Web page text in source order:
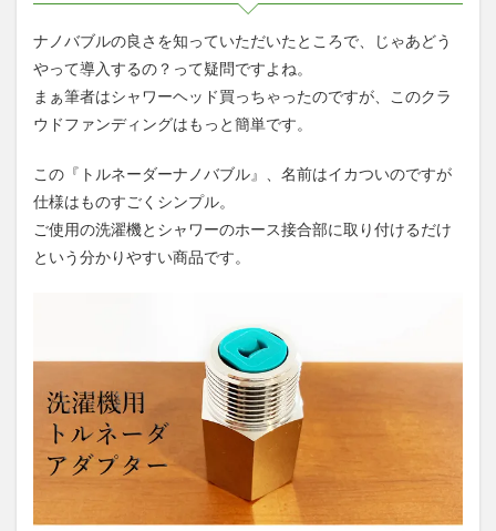
ナノバブルの良さを知っていただいたところで、じゃあどう
やって導入するの？って疑問ですよね。
まぁ筆者はシャワーヘッド買っちゃったのですが、このクラ
ウドファンディングはもっと簡単です。
この『トルネーダーナノバブル』、名前はイカついのですが
仕様はものすごくシンプル。
ご使用の洗濯機とシャワーのホース接合部に取り付けるだけ
という分かりやすい商品です。